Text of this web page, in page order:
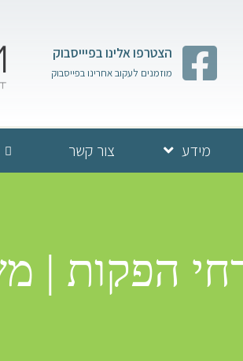
הצטרפו אלינו בפיייסבוק
מוזמנים לעקוב אחרינו בפייסבוק
מידע צור קשר
הפקות |